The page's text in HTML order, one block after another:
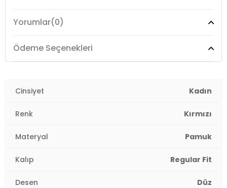
Kalıp Bilgisi:Regular Fit
Menşei:Türkiye
Model:T Shirt
Giyim Tarzı:Günlük/Casual
Mevsim:
Materyal:
Yaka Tipi:
Kol Tipi:
Kumaş Tipi:
Yorumlar(0)
Ödeme Seçenekleri
Cinsiyet Kadın
Renk Kırmızı
Materyal Pamuk
Kalıp Regular Fit
Desen Düz